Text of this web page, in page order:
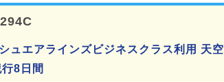
ュエアラインズビジネスクラス利用 天空
8日間